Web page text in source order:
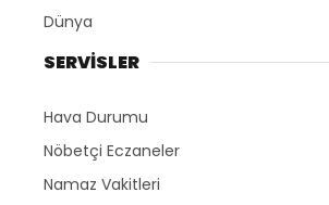
Dünya
SERVİSLER
Hava Durumu
Nöbetçi Eczaneler
Namaz Vakitleri